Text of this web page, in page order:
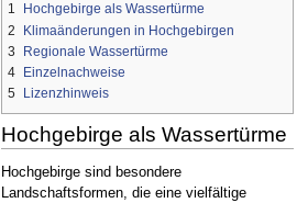
1
Hochgebirge als Wassertürme
2
Klimaänderungen in Hochgebirgen
3
Regionale Wassertürme
4
Einzelnachweise
5
Lizenzhinweis
Hochgebirge als Wassertürme
Hochgebirge sind besondere
Landschaftsformen, die eine vielfältige